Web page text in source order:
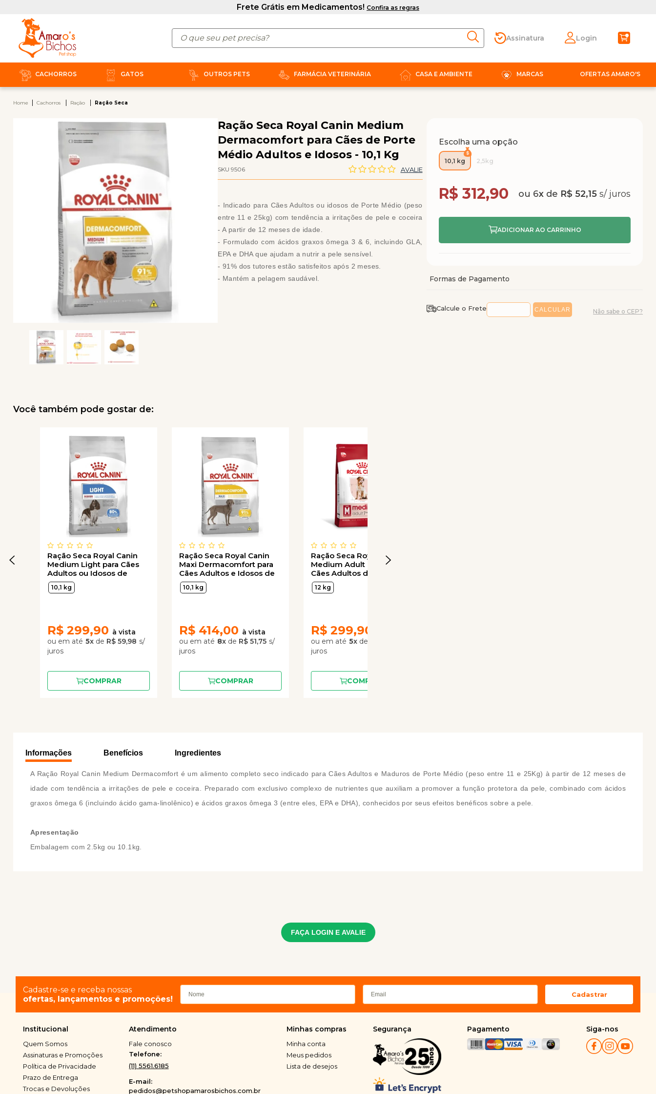
Assinatura Login
CACHORROS GATOS OUTROS PETS FARMÁCIA VETERINÁRIA CASA E AMBIENTE MARCAS OFERTAS AMARO'S
Home Cachorros Ração Ração Seca
Ração Seca Royal Canin Medium
Dermacomfort para Cães de Porte
Médio Adultos e Idosos - 10,1 Kg
SKU 9506 AVALIE
- Indicado para Cães Adultos ou idosos de Porte Médio (peso
entre 11 e 25kg) com tendência a irritações de pele e coceira
- A partir de 12 meses de idade.
- Formulado com ácidos graxos ômega 3 & 6, incluindo GLA,
EPA e DHA que ajudam a nutrir a pele sensível.
- 91% dos tutores estão satisfeitos após 2 meses.
- Mantém a pelagem saudável.
Você também pode gostar de:
Ração Seca Royal Canin
Medium Light para Cães
Adultos ou Idosos de
Porte Médio com
Tendência à Obesidade
10,1 kg
R$ 299,90
5x de R$ 59,98
COMPRAR
Ração Seca Royal Canin
Maxi Dermacomfort para
Cães Adultos e Idosos de
Porte Grande
10,1 kg
R$ 414,00
8x de R$ 51,75
COMPRAR
Ração Seca Royal Canin
Medium Adult 7+ para
Cães Adultos de Porte
Médio com 7 Anos ou mais
12 kg
R$ 299,90
5x de
COMPRAR
Escolha uma opção
10,1 kg 2,5kg
R$ 312,90 6x de R$ 52,15
Calcule o Frete Não sabe o CEP?
Informações Benefícios Ingredientes
A Ração Royal Canin Medium Dermacomfort é um alimento completo seco indicado para Cães Adultos e Maduros de Porte Médio (peso entre 11 e 25Kg) à partir de 12 meses de
idade com tendência a irritações de pele e coceira. Preparado com exclusivo complexo de nutrientes que auxiliam a promover a função protetora da pele, combinado com ácidos
graxos ômega 6 (incluindo ácido gama-linolênico) e ácidos graxos ômega 3 (entre eles, EPA e DHA), conhecidos por seus efeitos benéficos sobre a pele.
Apresentação
Embalagem com 2.5kg ou 10.1kg.
FAÇA LOGIN E AVALIE
Cadastre-se e receba nossas
ofertas, lançamentos e promoções!
Institucional
Quem Somos
Assinaturas e Promoções
Política de Privacidade
Prazo de Entrega
Trocas e Devoluções
Atendimento
Fale conosco
Telefone:
(11) 5561.6185
E-mail:
pedidos@petshopamarosbichos.com.br
Minhas compras
Minha conta
Meus pedidos
Lista de desejos
Segurança Pagamento Siga-nos